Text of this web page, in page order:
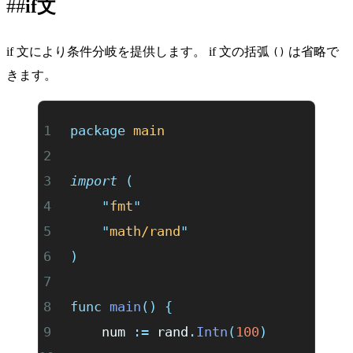
if文
if 文により条件分岐を提供します。 if 文の括弧 () は省略で
きます。
package main
import (
	"
fmt"
	"
math/rand"
)
func main ()
{
	num
:= rand . Intn ( 100 )